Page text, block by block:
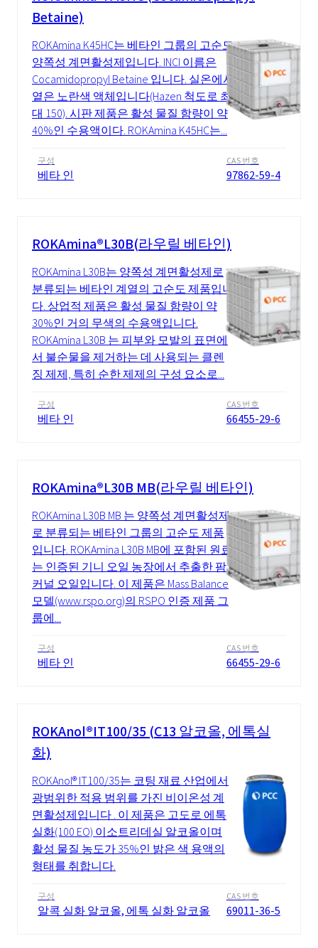
Betaine)
ROKAmina K45HC는 베타인 그룹의 고순도
양쪽성 계면활성제입니다. INCI 이름은
Cocamidopropyl Betaine 입니다. 실온에서
옅은 노란색 액체입니다(Hazen 척도로 최
대 150). 시판 제품은 활성 물질 함량이 약
40%인 수용액이다. ROKAmina K45HC는...
구성
베타 인
CAS 번호
97862-59-4
ROKAmina®L30B(라우릴 베타인)
ROKAmina L30B는 양쪽성 계면활성제로
분류되는 베타인 계열의 고순도 제품입니
다. 상업적 제품은 활성 물질 함량이 약
30%인 거의 무색의 수용액입니다.
ROKAmina L30B 는 피부와 모발의 표면에
서 불순물을 제거하는 데 사용되는 클렌
징 제제, 특히 순한 제제의 구성 요소로...
구성
베타 인
CAS 번호
66455-29-6
ROKAmina®L30B MB(라우릴 베타인)
ROKAmina L30B MB 는 양쪽성 계면활성제
로 분류되는 베타인 그룹의 고순도 제품
입니다. ROKAmina L30B MB에 포함된 원료
는 인증된 기니 오일 농장에서 추출한 팜
커널 오일입니다. 이 제품은 Mass Balance
모델(www.rspo.org)의 RSPO 인증 제품 그
룹에...
구성
베타 인
CAS 번호
66455-29-6
ROKAnol®IT100/35 (C13 알코올, 에톡실
화)
ROKAnol® IT100/35는 코팅 재료 산업에서
광범위한 적용 범위를 가진 비이온성 계
면활성제입니다 . 이 제품은 고도로 에톡
실화(100 EO) 이소트리데실 알코올이며
활성 물질 농도가 35%인 밝은 색 용액의
형태를 취합니다.
구성
알콕 실화 알코올, 에톡 실화 알코올
CAS 번호
69011-36-5